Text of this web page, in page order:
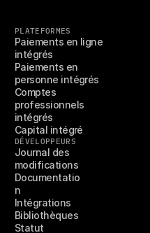
PLATEFORMES
Paiements en ligne
intégrés
Paiements en
personne intégrés
Comptes
professionnels
intégrés
Capital intégré
DÉVELOPPEURS
Journal des
modifications
Documentatio
n
Intégrations
Bibliothèques
Statut